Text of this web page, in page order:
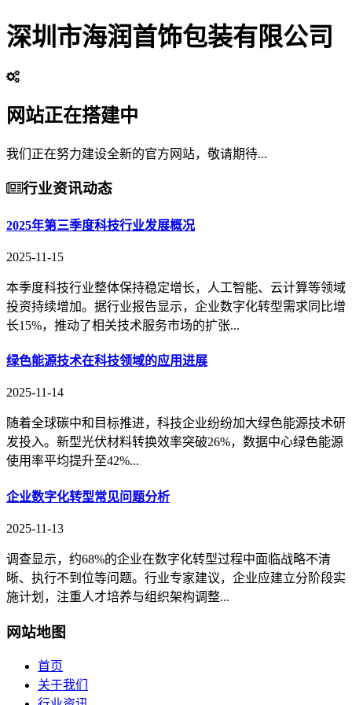
深圳市海润首饰包装有限公司
网站正在搭建中
我们正在努力建设全新的官方网站，敬请期待...
行业资讯动态
2025年第三季度科技行业发展概况
2025-11-15
本季度科技行业整体保持稳定增长，人工智能、云计算等领域
投资持续增加。据行业报告显示，企业数字化转型需求同比增
长15%，推动了相关技术服务市场的扩张...
绿色能源技术在科技领域的应用进展
2025-11-14
随着全球碳中和目标推进，科技企业纷纷加大绿色能源技术研
发投入。新型光伏材料转换效率突破26%，数据中心绿色能源
使用率平均提升至42%...
企业数字化转型常见问题分析
2025-11-13
调查显示，约68%的企业在数字化转型过程中面临战略不清
晰、执行不到位等问题。行业专家建议，企业应建立分阶段实
施计划，注重人才培养与组织架构调整...
网站地图
首页
关于我们